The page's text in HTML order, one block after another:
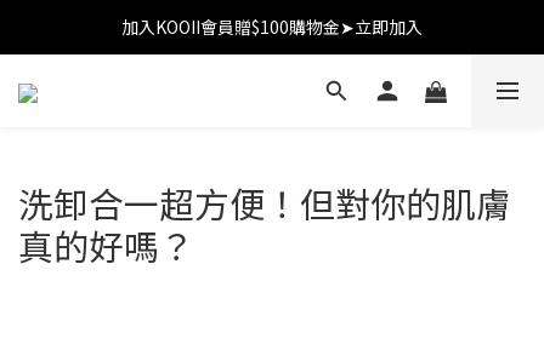
加入KOOII會員贈$100購物金➤立即加入
加入KOOII會員贈$100購物金➤立即加入
全館$3,000免運
洗卸合一超方便！但對你的肌膚
真的好嗎？